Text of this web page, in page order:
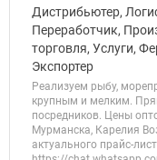
Дистрибьютер,
Переработчик,
торговля, Услуги,
Экспортер
Реализуем рыбу,
крупным и мелким.
посредников. Цены
Мурманска, Карелия
актуального прайс-